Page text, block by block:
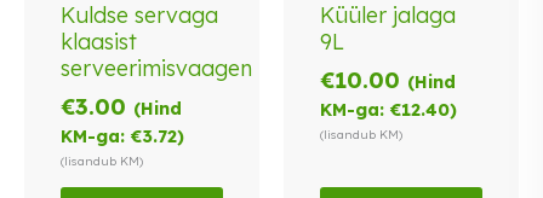
Kuldse servaga
klaasist
serveerimisvaagen
€3.00 (Hind
KM-ga:€3.72)
(lisandub KM)
Küüler jalaga
9L
€10.00 (Hind
KM-ga:€12.40)
(lisandub KM)